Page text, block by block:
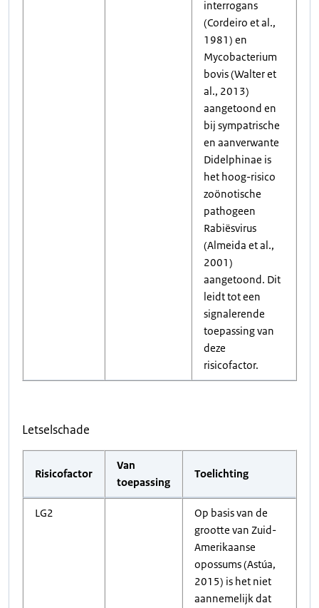
interrogans
(Cordeiro et al.,
1981) en
Mycobacterium
bovis (Walter et
al., 2013)
aangetoond en
bij sympatrische
en aanverwante
Didelphinae is
het hoog-risico
zoönotische
pathogeen
Rabiësvirus
(Almeida et al.,
2001)
aangetoond. Dit
leidt tot een
signalerende
toepassing van
deze
risicofactor.
Letselschade
Risicofactor
Van
toepassing
Toelichting
LG2
Op basis van de
grootte van Zuid-
Amerikaanse
opossums (Astúa,
2015) is het niet
aannemelijk dat